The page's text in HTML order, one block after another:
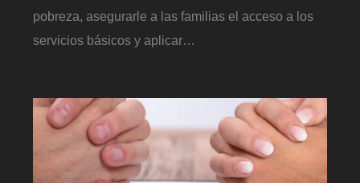
pobreza, asegurarle a las familias el acceso a los
servicios básicos y aplicar…